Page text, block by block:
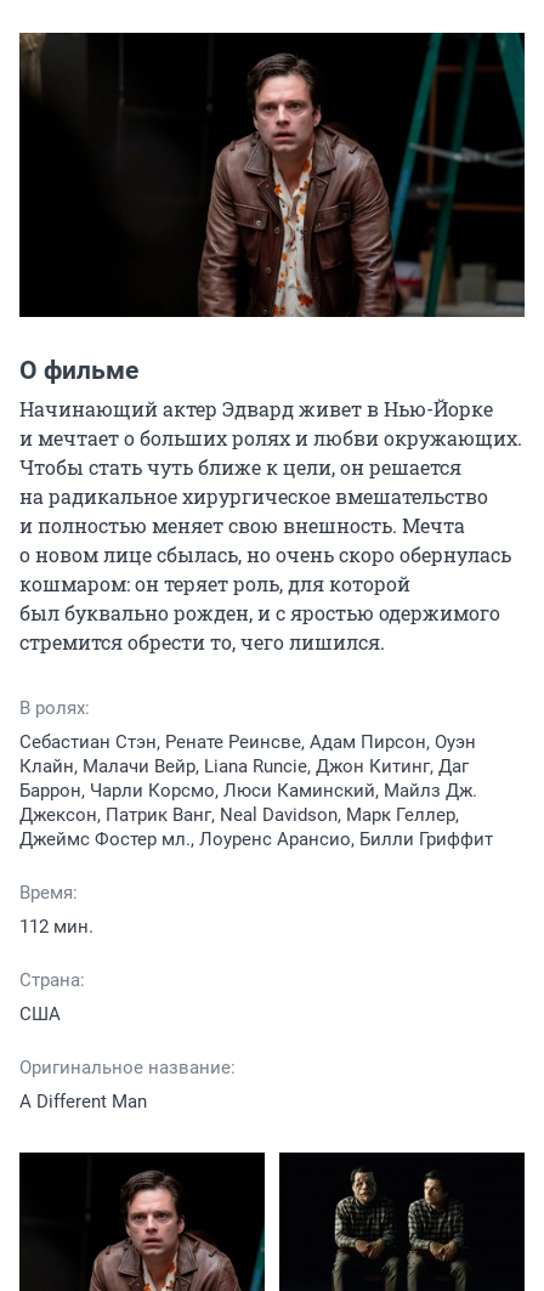
О фильме
Начинающий актер Эдвард живет в Нью-Йорке
и мечтает о больших ролях и любви окружающих.
Чтобы стать чуть ближе к цели, он решается
на радикальное хирургическое вмешательство
и полностью меняет свою внешность. Мечта
о новом лице сбылась, но очень скоро обернулась
кошмаром: он теряет роль, для которой
был буквально рожден, и с яростью одержимого
стремится обрести то, чего лишился.
В ролях:
Себастиан Стэн, Ренате Реинсве, Адам Пирсон, Оуэн
Клайн, Малачи Вейр, Liana Runcie, Джон Китинг, Даг
Баррон, Чарли Корсмо, Люси Каминский, Майлз Дж.
Джексон, Патрик Ванг, Neal Davidson, Марк Геллер,
Джеймс Фостер мл., Лоуренс Арансио, Билли Гриффит
Время:
112 мин.
Страна:
США
Оригинальное название:
A Different Man